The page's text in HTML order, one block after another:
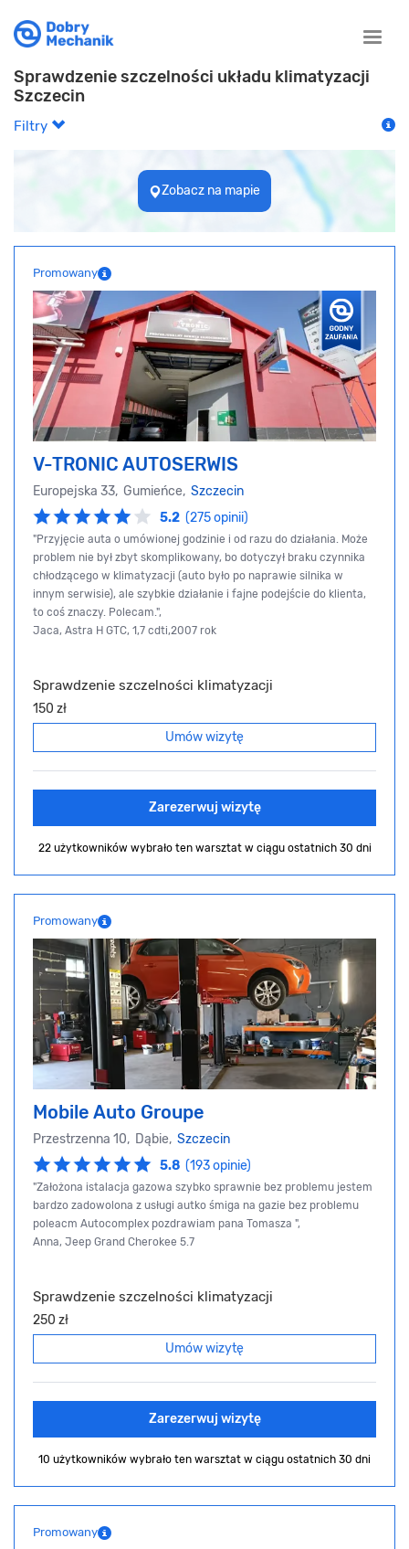
Toggle
Sprawdzenie szczelności układu klimatyzacji
Szczecin
Filtry
Zobacz na mapie
Promowany
V-TRONIC AUTOSERWIS
Europejska 33, Gumieńce, Szczecin
5.2 (275 opinii)
"Przyjęcie auta o umówionej godzinie i od razu do działania. Może
problem nie był zbyt skomplikowany, bo dotyczył braku czynnika
chłodzącego w klimatyzacji (auto było po naprawie silnika w
innym serwisie), ale szybkie działanie i fajne podejście do klienta,
to coś znaczy. Polecam.",
Jaca, Astra H GTC, 1,7 cdti,2007 rok
Sprawdzenie szczelności klimatyzacji
150 zł
Umów wizytę
Zarezerwuj wizytę
22 użytkowników wybrało ten warsztat w ciągu ostatnich 30 dni
Promowany
Mobile Auto Groupe
Przestrzenna 10, Dąbie, Szczecin
5.8 (193 opinie)
"Założona istalacja gazowa szybko sprawnie bez problemu jestem
bardzo zadowolona z usługi autko śmiga na gazie bez problemu
poleacm Autocomplex pozdrawiam pana Tomasza ",
Anna, Jeep Grand Cherokee 5.7
Sprawdzenie szczelności klimatyzacji
250 zł
Umów wizytę
Zarezerwuj wizytę
10 użytkowników wybrało ten warsztat w ciągu ostatnich 30 dni
Promowany